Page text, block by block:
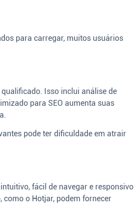
para carregar, muitos usuários
Isso inclui análise de
para SEO aumenta suas
pode ter dificuldade em atrair
fácil de navegar e responsivo
o Hotjar, podem fornecer